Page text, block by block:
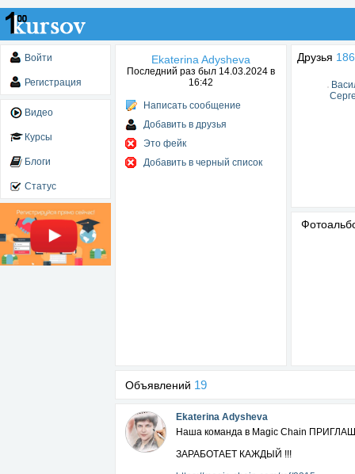
Войти
Регистрация
Видео
Курсы
Блоги
Статус
Ekaterina Adysheva
Последний раз был 14.03.2024 в
16:42
Написать сообщение
Добавить в друзья
Это фейк
Добавить в черный список
Друзья
Объявлений 19
Ekaterina Adysheva
Наша команда в Magic Chain
ЗАРАБОТАЕТ КАЖДЫЙ !!!